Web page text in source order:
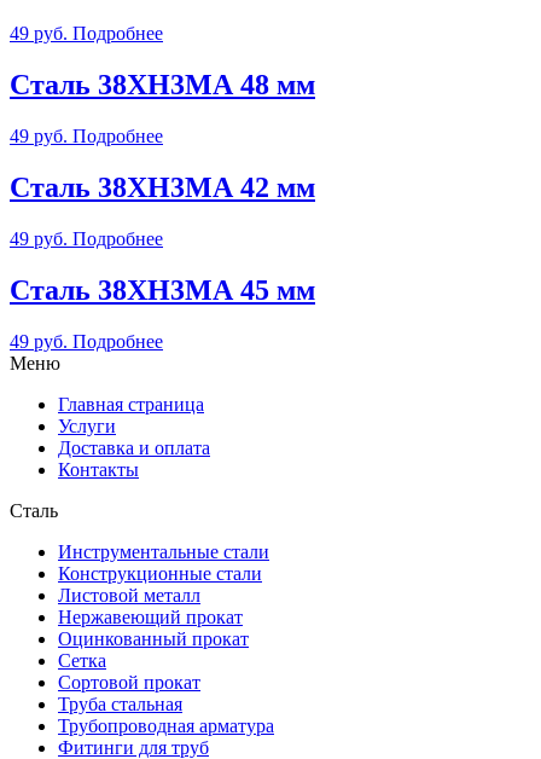
49 руб. Подробнее
Сталь 38ХН3МА 48 мм
49 руб. Подробнее
Сталь 38ХН3МА 42 мм
49 руб. Подробнее
Сталь 38ХН3МА 45 мм
49 руб. Подробнее
Меню
Главная страница
Услуги
Доставка и оплата
Контакты
Сталь
Инструментальные стали
Конструкционные стали
Листовой металл
Нержавеющий прокат
Оцинкованный прокат
Сетка
Сортовой прокат
Труба стальная
Трубопроводная арматура
Фитинги для труб